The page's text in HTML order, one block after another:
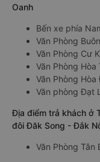
Oanh
Bến xe phía
Văn Phòng
Văn Phòng Cư
Văn Phòng Hòa
Văn Phòng Hòa
Văn phòng Đạt
Địa điểm trả khách ở
đôi Đăk Song - Đắk
Văn Phòng Tân